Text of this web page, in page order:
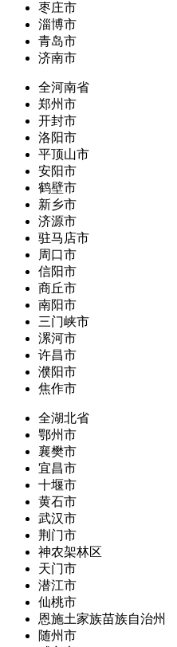
枣庄市
淄博市
青岛市
济南市
全河南省
郑州市
开封市
洛阳市
平顶山市
安阳市
鹤壁市
新乡市
济源市
驻马店市
周口市
信阳市
商丘市
南阳市
三门峡市
漯河市
许昌市
濮阳市
焦作市
全湖北省
鄂州市
襄樊市
宜昌市
十堰市
黄石市
武汉市
荆门市
神农架林区
天门市
潜江市
仙桃市
恩施土家族苗族自治州
随州市